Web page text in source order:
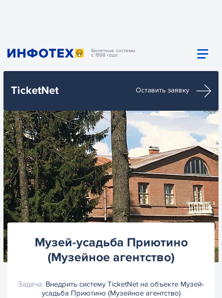
Билетные системы
с 1998 года
TicketNet Оставить заявку
Музей-усадьба Приютино
(Музейное агентство)
Задача: Внедрить систему TicketNet на объекте Музей-
усадьба Приютино (Музейное агентство)